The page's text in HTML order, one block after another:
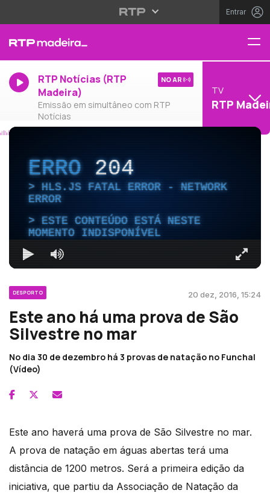
Entrar
RTP Notícias (RTP
Madeira)
Emissão em simultâneo com RTP
Notícias
NO AR
TV
RTP
ERRO204
HLS.JS FATAL ERROR - NETWORK
ERROR
ESTE CONTEÚDO ESTÁ NESTE
MOMENTO INDISPONÍVEL
DESPORTO 20 dez, 2016, 15:24
Este ano há uma prova de São
Silvestre no mar
No dia 30 de dezembro há 3 provas de natação no Funchal
(Vídeo)
Este ano haverá uma prova de São Silvestre no mar.
A prova de natação em águas abertas terá uma
distância de 1200 metros. Será a primeira edição da
iniciativa, que partiu da Associação de Natação da